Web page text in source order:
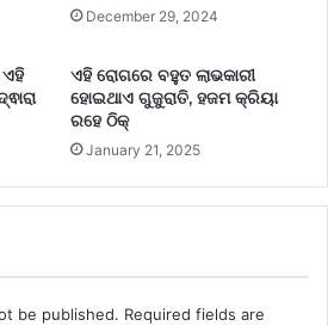
December 29, 2024
ଏହି ରୋଗରେ ବହୁତ ଲାଭକାରୀ
ହୋଇଥାଏ ଗୁଜୁରାତି, ହଜମ କ୍ରିୟା
ରହେ ଠିକ୍
January 21, 2025
be published. Required fields are